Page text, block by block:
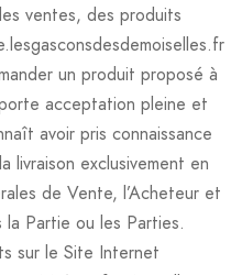
ventes, des produits
un produit proposé à
acceptation pleine et
avoir pris connaissance
livraison exclusivement en
de Vente, l’Acheteur et
la Partie ou les Parties.
sur le Site Internet